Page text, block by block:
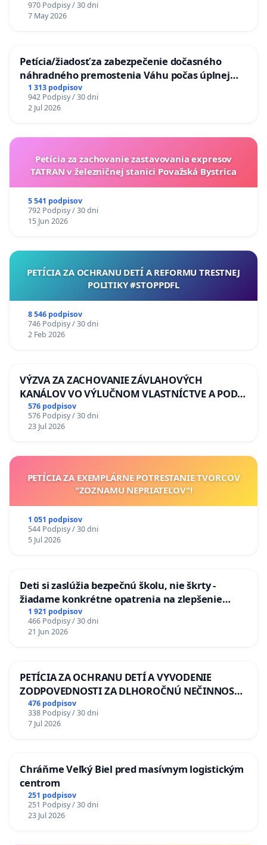
970 Podpisy / 30 dni
7 May 2026
Petícia/žiadosť za zabezpečenie dočasného
náhradného premostenia Váhu počas úplnej
uzávery Vážskeho mosta v Komárne
1 313 podpisov
942 Podpisy / 30 dni
2 Jul 2026
Petícia za zachovanie zastavovania expresov
TATRAN v železničnej stanici Považská Bystrica
5 541 podpisov
792 Podpisy / 30 dni
15 Jun 2026
PETÍCIA ZA OCHRANU DETÍ A REFORMU TRESTNEJ
POLITIKY #STOPPDFL
8 546 podpisov
746 Podpisy / 30 dni
2 Feb 2026
VÝZVA ZA ZACHOVANIE ZÁVLAHOVÝCH
KANÁLOV VO VÝLUČNOM VLASTNÍCTVE A POD
KONTROLOU SLOVENSKEJ REPUBLIKY & žiadosť
na riešenie zanedbaného stavu závlahových a
odvodňovacích kanálov na Slovensku
576 podpisov
576 Podpisy / 30 dni
23 Jul 2026
PETÍCIA ZA EXEMPLÁRNE POTRESTANIE TVORCOV
"ZOZNAMU NEPRIATEĽOV"!
1 051 podpisov
544 Podpisy / 30 dni
5 Jul 2026
Deti si zaslúžia bezpečnú školu, nie škrty -
žiadame konkrétne opatrenia na zlepšenie
situácie v školstve
1 921 podpisov
466 Podpisy / 30 dni
21 Jun 2026
PETÍCIA ZA OCHRANU DETÍ A VYVODENIE
ZODPOVEDNOSTI ZA DLHOROČNÚ NEČINNOSŤ
A ZLYHANIE ŠTÁTU
476 podpisov
338 Podpisy / 30 dni
7 Jul 2026
Chráňme Veľký Biel pred masívnym logistickým
centrom
251 podpisov
251 Podpisy / 30 dni
23 Jul 2026